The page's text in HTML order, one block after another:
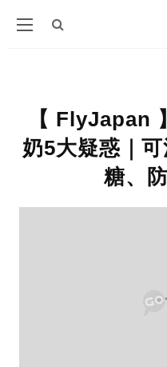
【 FlyJapan
奶5大疑惑｜
糖、